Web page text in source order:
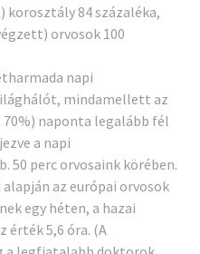
84 százaléka,
orvosok 100
napi
mindamellett az
naponta legalább fél
a napi
50 perc orvosaink körében.
az európai orvosok
egy héten, a hazai
érték 5,6 óra. (A